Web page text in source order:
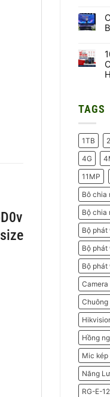
Là
Gì?
Lý
ở
Ổ
ở
–ở
TAGS
1TB
4G
11MP
Bô chia
Bộ chia
Bộ phát
Bộ phát
Bộ
Camera
Chuông
Hồng
Mic kép
Năng
RG-E-